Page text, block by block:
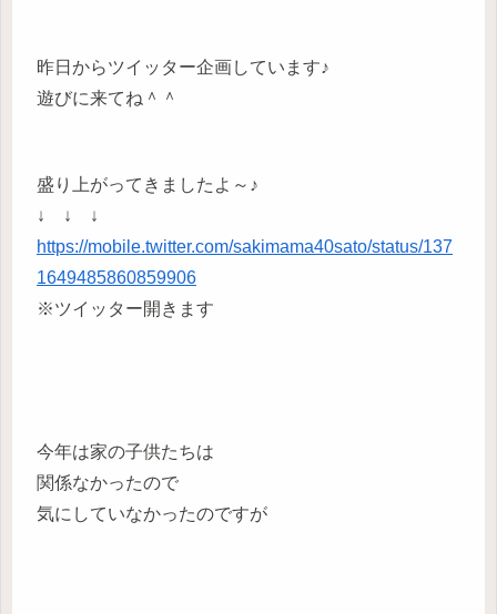
昨日からツイッター企画しています♪
遊びに来てね＾＾
盛り上がってきましたよ～♪
↓ ↓ ↓
https://mobile.twitter.com/sakimama40sato/status/137
1649485860859906
※ツイッター開きます
今年は家の子供たちは
関係なかったので
気にしていなかったのですが